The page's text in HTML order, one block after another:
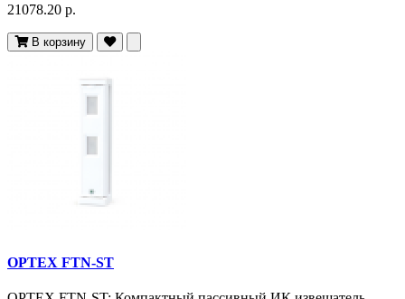
21078.20 р.
В корзину
OPTEX FTN-ST